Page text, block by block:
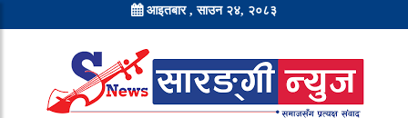
आइतबार , साउन २४, २०८३